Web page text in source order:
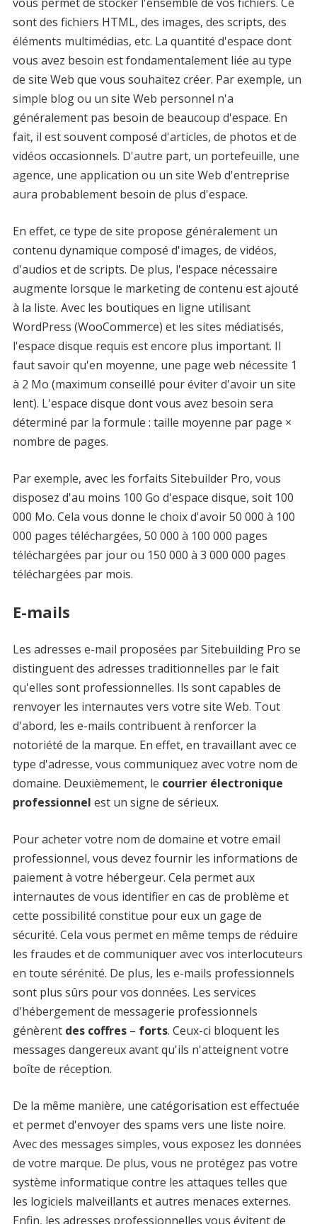
sont des fichiers HTML, des images, des scripts, des
éléments multimédias, etc. La quantité d'espace dont
vous avez besoin est fondamentalement liée au type
de site Web que vous souhaitez créer. Par exemple, un
simple blog ou un site Web personnel n'a
généralement pas besoin de beaucoup d'espace. En
fait, il est souvent composé d'articles, de photos et de
vidéos occasionnels. D'autre part, un portefeuille, une
agence, une application ou un site Web d'entreprise
aura probablement besoin de plus d'espace.
En effet, ce type de site propose généralement un
contenu dynamique composé d'images, de vidéos,
d'audios et de scripts. De plus, l'espace nécessaire
augmente lorsque le marketing de contenu est ajouté
à la liste. Avec les boutiques en ligne utilisant
WordPress (WooCommerce) et les sites médiatisés,
l'espace disque requis est encore plus important. Il
faut savoir qu'en moyenne, une page web nécessite 1
à 2 Mo (maximum conseillé pour éviter d'avoir un site
lent). L'espace disque dont vous avez besoin sera
déterminé par la formule : taille moyenne par page ×
nombre de pages.
Par exemple, avec les forfaits Sitebuilder Pro, vous
disposez d'au moins 100 Go d'espace disque, soit 100
000 Mo. Cela vous donne le choix d'avoir 50 000 à 100
000 pages téléchargées, 50 000 à 100 000 pages
téléchargées par jour ou 150 000 à 3 000 000 pages
téléchargées par mois.
E-mails
Les adresses e-mail proposées par Sitebuilding Pro se
distinguent des adresses traditionnelles par le fait
qu'elles sont professionnelles. Ils sont capables de
renvoyer les internautes vers votre site Web. Tout
d'abord, les e-mails contribuent à renforcer la
notoriété de la marque. En effet, en travaillant avec ce
type d'adresse, vous communiquez avec votre nom de
domaine. Deuxièmement, le courrier électronique
professionnel est un signe de sérieux.
Pour acheter votre nom de domaine et votre email
professionnel, vous devez fournir les informations de
paiement à votre hébergeur. Cela permet aux
internautes de vous identifier en cas de problème et
cette possibilité constitue pour eux un gage de
sécurité. Cela vous permet en même temps de réduire
les fraudes et de communiquer avec vos interlocuteurs
en toute sérénité. De plus, les e-mails professionnels
sont plus sûrs pour vos données. Les services
d'hébergement de messagerie professionnels
génèrent des coffres– forts. Ceux-ci bloquent les
messages dangereux avant qu'ils n'atteignent votre
boîte de réception.
De la même manière, une catégorisation est effectuée
et permet d'envoyer des spams vers une liste noire.
Avec des messages simples, vous exposez les données
de votre marque. De plus, vous ne protégez pas votre
système informatique contre les attaques telles que
les logiciels malveillants et autres menaces externes.
Enfin, les adresses professionnelles vous évitent de